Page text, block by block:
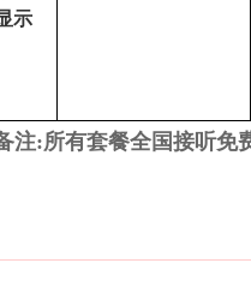
示
注:所有套餐全国接听免